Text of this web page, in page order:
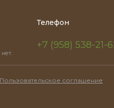
Телефон
+7 (958) 538-21-
Пользовательское соглашение